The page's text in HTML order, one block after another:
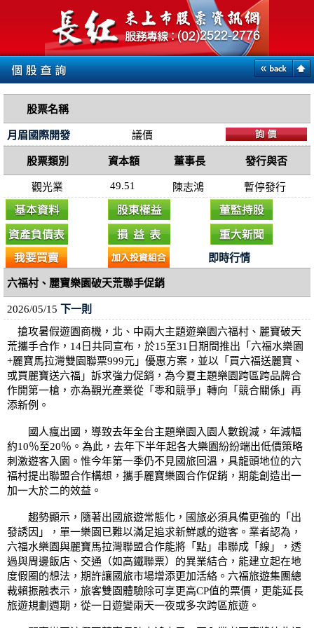
股票名稱
月眉國際開發 議價
股票類別 資本額 董事長 發行與否
觀光業 49.51 陳志鴻 暫停發行
即時行情
六福村、麗寶樂園破天荒聯手促銷
2026/05/15 下一則
搶攻暑假遊園商機，北、中兩大主題遊樂園六福村、麗寶破天
荒攜手合作，14日共同宣布，於15至31日期間推出「六福水樂園
+麗寶馬拉灣雙園聯票999元」優惠方案，並以「買六福送麗寶、
或買麗寶送六福」訴求強力促銷，為今夏主題樂園跨區跨品牌合
作開第一槍，亦為觀光產業從「零和競爭」轉向「競合關係」再
添新例。
國人瘋出國，導致去年全台主題樂園入園人數銳減，年減幅
約10％至20％。為此，去年下半年起各大樂園紛紛端出低價策略
刺激遊客入園。惟今年第一季仍不見國旅回溫，具龍頭地位的六
福村提出聯盟合作構想，攜手麗寶樂園合作促銷，期能創造出一
加一大於二的效益。
趨勢顯示，隨著出國旅遊常態化，國旅必須具備更強的「出
發誘因」，單一樂園已難以滿足追求新鮮感的遊客。業者認為，
六福水樂園與麗寶馬拉灣聯盟合作能將「點」串聯成「線」，透
過與周邊飯店、交通（如高鐵聯票）的異業結合，能建立起在地
度假圈的想法，期許讓國旅市場增添更加活絡。六福旅遊集團總
裁賴振融表示，旅客雙園體驗除可享更高CP值的票價，更能延長
旅遊規劃週期，從一日遊變兩天一夜或多次跨區旅遊。